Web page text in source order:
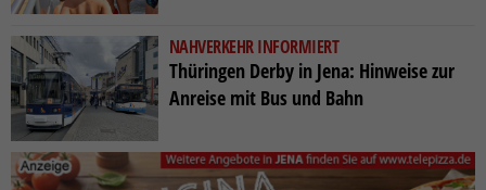
NAHVERKEHR INFORMIERT
Thüringen Derby in Jena: Hinweise zur
Anreise mit Bus und Bahn